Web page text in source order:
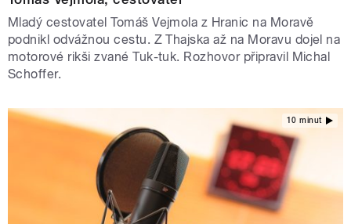
Mladý cestovatel Tomáš Vejmola z Hranic na Moravě
podnikl odvážnou cestu. Z Thajska až na Moravu dojel na
motorové rikši zvané Tuk-tuk. Rozhovor připravil Michal
Schoffer.
10 minut